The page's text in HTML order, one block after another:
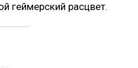
геймерский расцвет.